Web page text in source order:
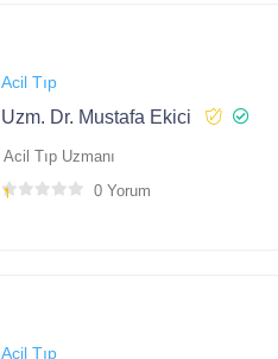
Acil Tıp
Uzm. Dr. Mustafa Ekici
Acil Tıp Uzmanı
0 Yorum
Acil Tıp